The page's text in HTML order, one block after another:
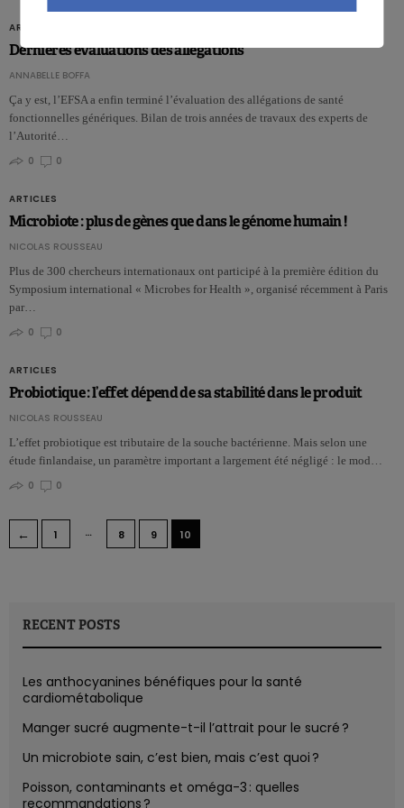
ARTICLES
Dernières évaluations des allégations
ANNABELLE BOFFA
Ça y est, l’EFSA a enfin terminé l’évaluation des allégations de santé
fonctionnelles génériques. Bilan de trois années de travaux des experts de
l’Autorité…
0
0
ARTICLES
Microbiote : plus de gènes que dans le génome humain !
NICOLAS ROUSSEAU
Plus de 300 chercheurs internationaux ont participé à la première édition du
Symposium international « Microbes for Health », organisé récemment à Paris
par…
0
0
ARTICLES
Probiotique : l’effet dépend de sa stabilité dans le produit
NICOLAS ROUSSEAU
L’effet probiotique est tributaire de la souche bactérienne. Mais selon une
étude finlandaise, un paramètre important a largement été négligé : le mod…
0
0
← 1 … 8 9 10
RECENT POSTS
Les anthocyanines bénéfiques pour la santé
cardiométabolique
Manger sucré augmente-t-il l’attrait pour le sucré ?
Un microbiote sain, c’est bien, mais c’est quoi ?
Poisson, contaminants et oméga-3 : quelles
recommandations ?